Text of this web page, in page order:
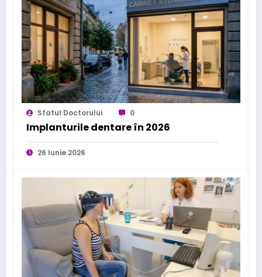
Sfatul Doctorului 0
Implanturile dentare în 2026
26 Iunie 2026